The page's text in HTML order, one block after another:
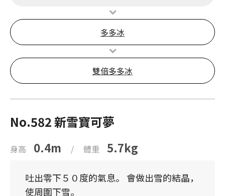
多多冰
雙倍多多冰
No.582 新雪寶可夢
身高 0.4m / 體重 5.7kg
吐出零下５０度的氣息。 會做出雪的結晶，
使周圍下雪。